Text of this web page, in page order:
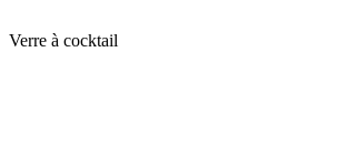
Verre à cocktail